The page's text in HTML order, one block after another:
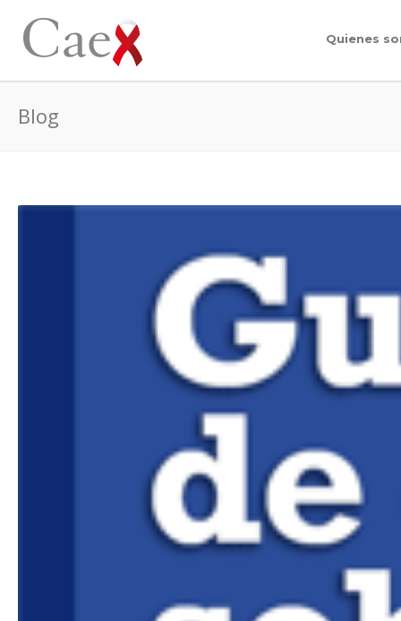
Quienes
Blog